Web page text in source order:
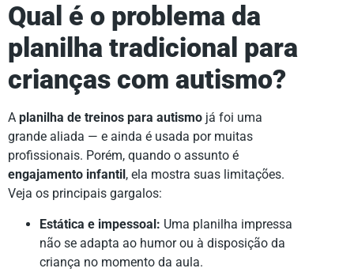
Qual é o problema da
planilha tradicional para
crianças com autismo?
A planilha de treinos para autismo já foi uma
grande aliada — e ainda é usada por muitas
profissionais. Porém, quando o assunto é
engajamento infantil , ela mostra suas limitações.
Veja os principais gargalos:
Estática e impessoal: Uma planilha impressa
não se adapta ao humor ou à disposição da
criança no momento da aula.